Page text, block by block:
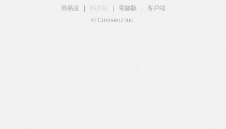
簡易版
觸屏版 電腦版
客戶端
© Comsenz Inc.